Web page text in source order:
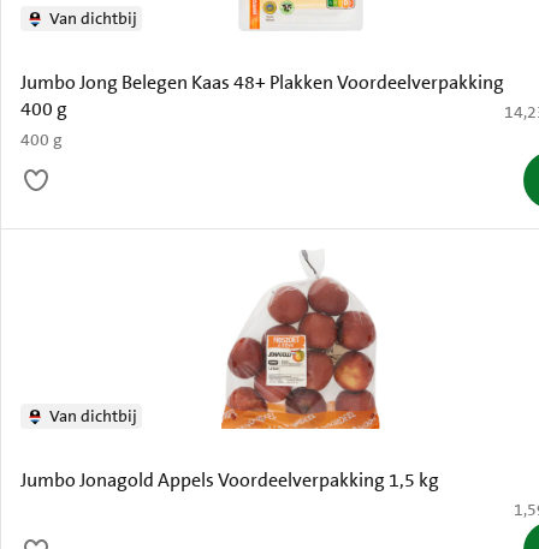
Jumbo Jong Belegen Kaas 48+ Plakken Voordeelverpakking
400 g
400 g
Van dichtbij
€
Jumbo Jonagold Appels Voordeelverpakking 1,5 kg
Van dichtbij
€